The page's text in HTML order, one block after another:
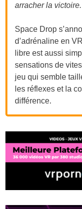
arracher la victoire.
Space Drop
d’adrénaline en
libre est aussi
sensations de
jeu qui semble
les réflexes et la
différence.